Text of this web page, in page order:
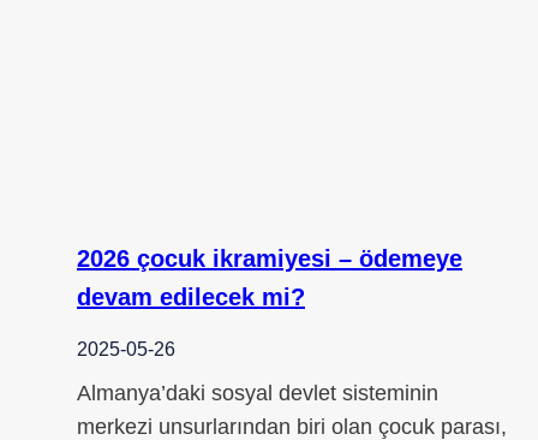
2026 çocuk ikramiyesi – ödemeye
devam edilecek mi?
2025-05-26
Almanya’daki sosyal devlet sisteminin
merkezi unsurlarından biri olan çocuk parası,